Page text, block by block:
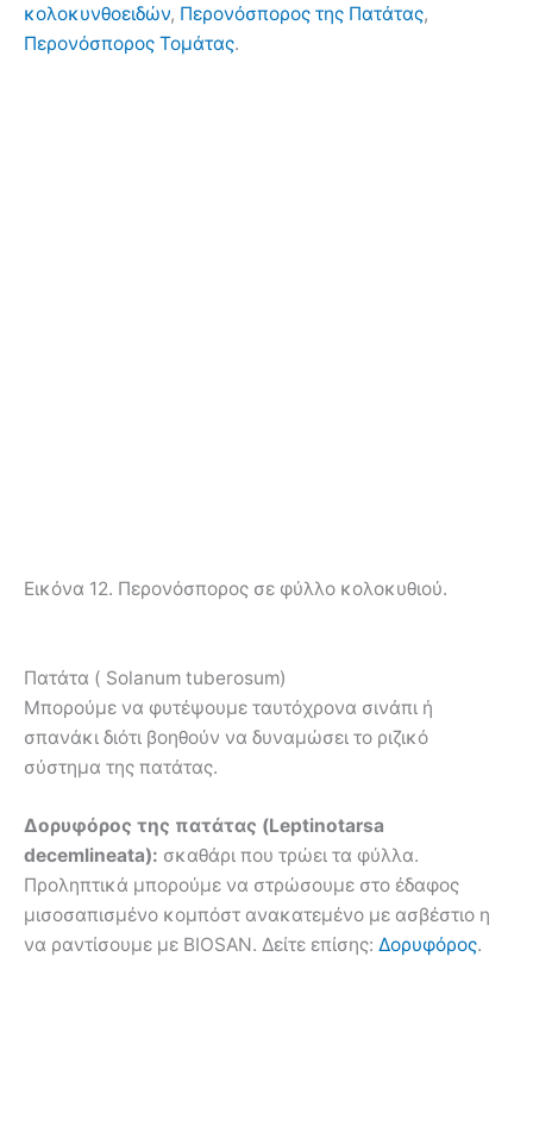
κολοκυνθοειδών, Περονόσπορος της Πατάτας,
Περονόσπορος Τομάτας.
Εικόνα 12. Περονόσπορος σε φύλλο κολοκυθιού.
Πατάτα ( Solanum tuberosum)
Μπορούμε να φυτέψουμε ταυτόχρονα σινάπι ή
σπανάκι διότι βοηθούν να δυναμώσει το ριζικό
σύστημα της πατάτας.
Δορυφόρος της πατάτας (Leptinotarsa
decemlineata): σκαθάρι που τρώει τα φύλλα.
Προληπτικά μπορούμε να στρώσουμε στο έδαφος
μισοσαπισμένο κομπόστ ανακατεμένο με ασβέστιο η
να ραντίσουμε με BIOSAN. Δείτε επίσης: Δορυφόρος.